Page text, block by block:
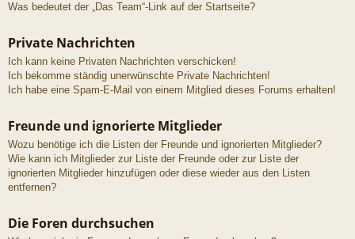
Was bedeutet der „Das Team“-Link auf der Startseite?
Private Nachrichten
Ich kann keine Privaten Nachrichten verschicken!
Ich bekomme ständig unerwünschte Private Nachrichten!
Ich habe eine Spam-E-Mail von einem Mitglied dieses Forums erhalten!
Freunde und ignorierte Mitglieder
Wozu benötige ich die Listen der Freunde und ignorierten Mitglieder?
Wie kann ich Mitglieder zur Liste der Freunde oder zur Liste der
ignorierten Mitglieder hinzufügen oder diese wieder aus den Listen
entfernen?
Die Foren durchsuchen